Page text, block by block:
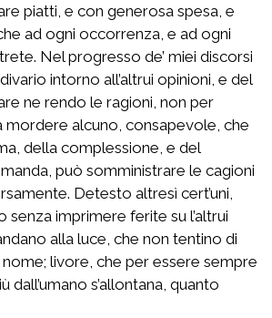
piatti, e con generosa spesa, e
ad ogni occorrenza, e ad ogni
Nel progresso de’ miei discorsi
intorno all’altrui opinioni, e del
ne rendo le ragioni, non per
mordere alcuno, consapevole, che
della complessione, e del
può somministrare le cagioni
Detesto altresì cert’uni,
senza imprimere ferite su l’altrui
alla luce, che non tentino di
livore, che per essere sempre
dall’umano s’allontana, quanto